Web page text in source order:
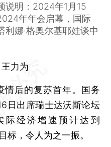
说明：2024年1月15
年年会启幕，国际
娜·格奥尔基耶娃谈中
力为
后的复苏首年。国务
日出席瑞士达沃斯论坛
经济增速预计达到
标，令人为之一振。